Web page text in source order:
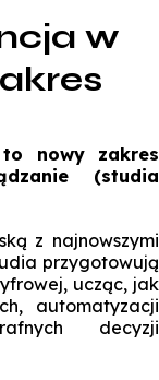
w
nowy zakres
(studia
z najnowszymi
przygotowują
ucząc, jak
automatyzacji
decyzji